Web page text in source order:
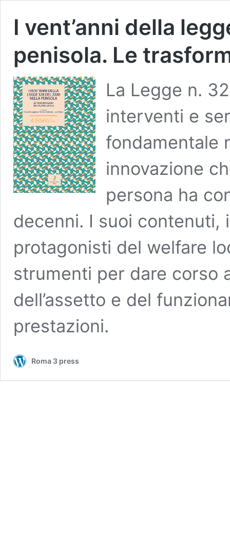
I vent’anni della
penisola. Le
La Legge n.
interventi e
fondamentale
innovazione
persona ha
decenni. I suoi contenuti,
protagonisti del welfare
strumenti per dare corso
dell’assetto e del
prestazioni.
Roma 3 press